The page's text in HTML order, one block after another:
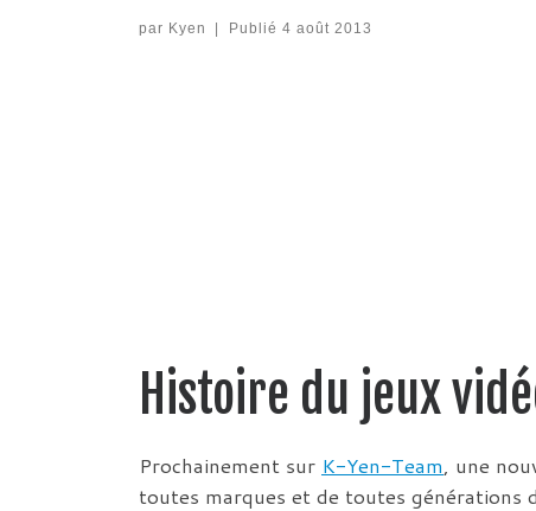
par Kyen | Publié 4 août 2013
Histoire du jeux
Prochainement sur K-Yen-Team, une
toutes marques et de toutes générations